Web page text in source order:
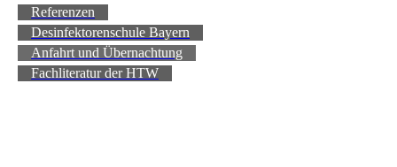
Referenzen
Desinfektorenschule Bayern
Anfahrt und Übernachtung
Fachliteratur der HTW